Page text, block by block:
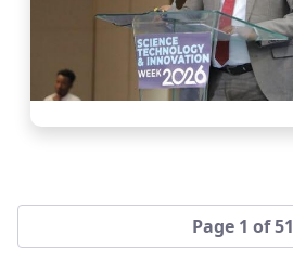
Page 1 of 51